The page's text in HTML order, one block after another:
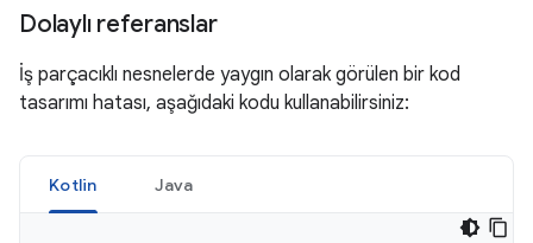
Dolaylı referanslar
İş parçacıklı nesnelerde yaygın olarak görülen bir kod
tasarımı hatası, aşağıdaki kodu kullanabilirsiniz:
Kotlin Java